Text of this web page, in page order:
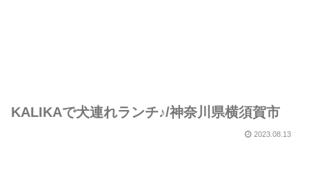
KALIKAで犬連れランチ♪/神奈川県横須賀市
2023.08.13